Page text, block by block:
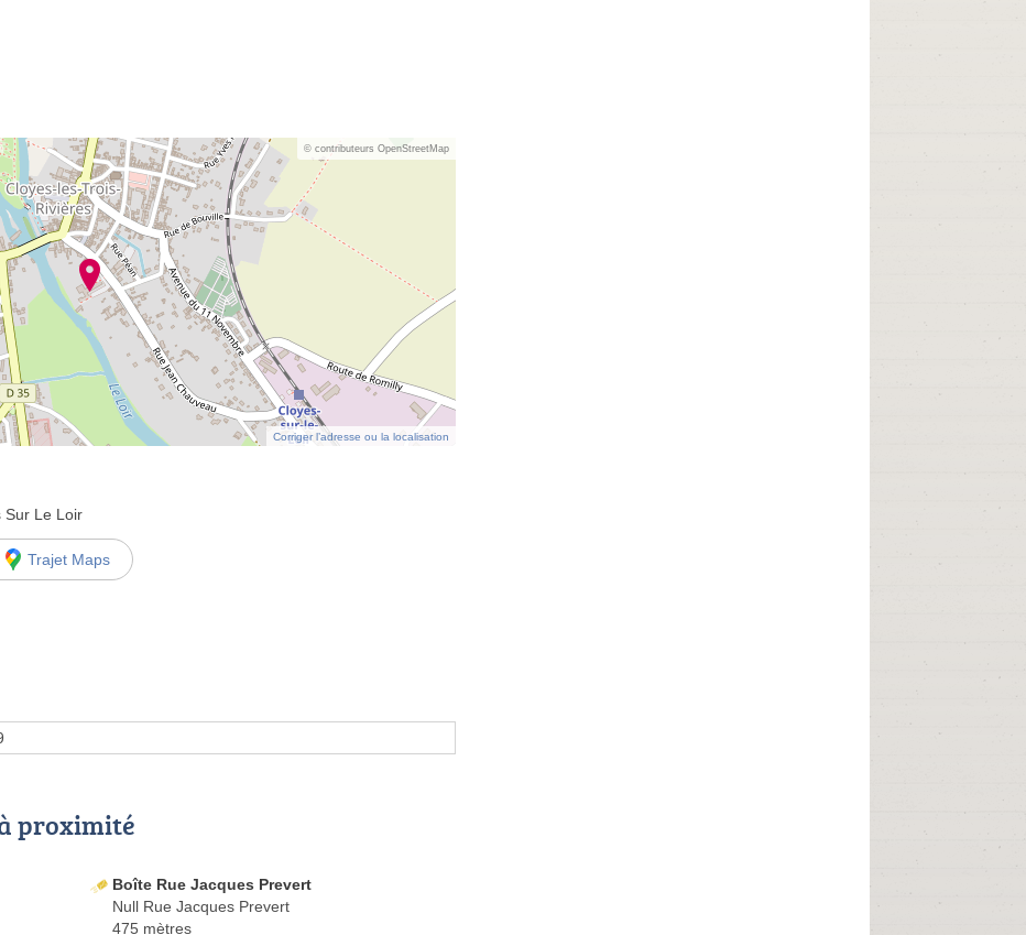
© contributeurs OpenStreetMap
Corriger l’adresse ou la localisation
Sur Le Loir
Trajet Maps
proximité
Boîte Rue Jacques Prevert
Null Rue Jacques Prevert
475 mètres